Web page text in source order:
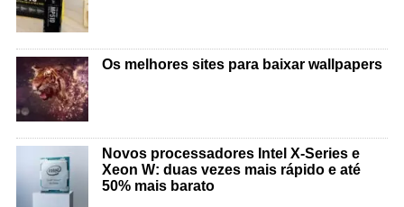
Os melhores sites para baixar wallpapers
Novos processadores Intel X-Series e
Xeon W: duas vezes mais rápido e até
50% mais barato